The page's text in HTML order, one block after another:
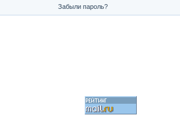
Забыли пароль?